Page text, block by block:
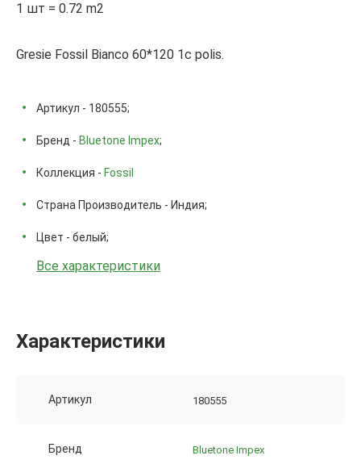
1 шт = 0.72 m2
Gresie Fossil Bianco 60*120 1c polis.
Артикул - 180555;
Бренд - Bluetone Impex;
Коллекция - Fossil
Страна Производитель - Индия;
Цвет - белый;
Все характеристики
Характеристики
Артикул 180555
Бренд Bluetone Impex